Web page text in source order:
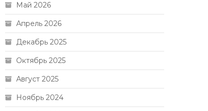
Май 2026
Апрель 2026
Декабрь 2025
Октябрь 2025
Август 2025
Ноябрь 2024